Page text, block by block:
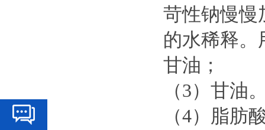
苛性钠慢慢
的水稀释。
甘油；
（3）甘油
（4）脂肪